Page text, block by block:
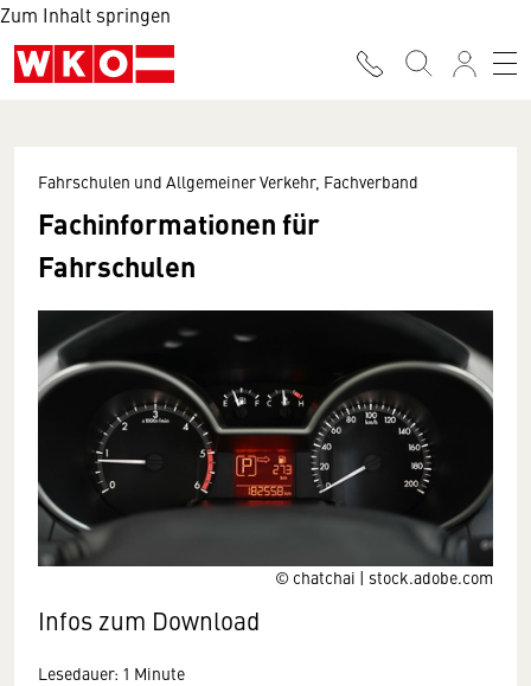
Zum Inhalt springen
© chatchai | stock.adobe.com
Fahrschulen und Allgemeiner Verkehr, Fachverband
Fachinformationen für
Fahrschulen
Infos zum Download
Lesedauer: 1 Minute